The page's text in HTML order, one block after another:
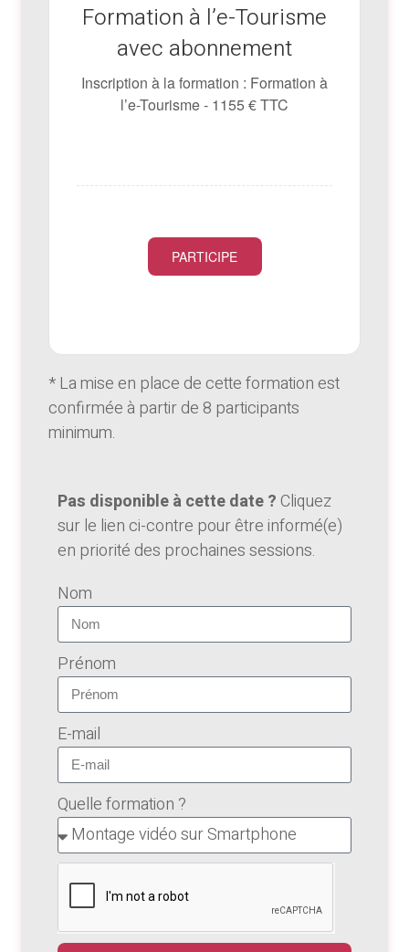
Formation à l’e-Tourisme
avec abonnement
Inscription à la formation : Formation à
l’e-Tourisme - 1155 € TTC
PARTICIPE
* La mise en place de cette formation est
confirmée à partir de 8 participants
minimum.
Pas disponible à cette date ?Cliquez
sur le lien ci-contre pour être informé(e)
en priorité des prochaines sessions.
Nom
Prénom
E-mail
Quelle formation ?